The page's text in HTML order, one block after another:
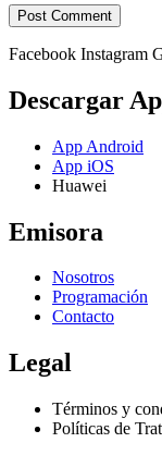
Facebook Instagram
Descargar
App Android
App iOS
Huawei
Emisora
Nosotros
Programación
Contacto
Legal
Términos y
Políticas de